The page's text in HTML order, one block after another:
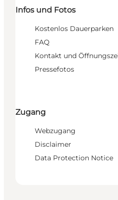
Infos und Fotos
Kostenlos Dauerparken
FAQ
Kontakt und
Pressefotos
Zugang
Webzugang
Disclaimer
Data Protection Notice